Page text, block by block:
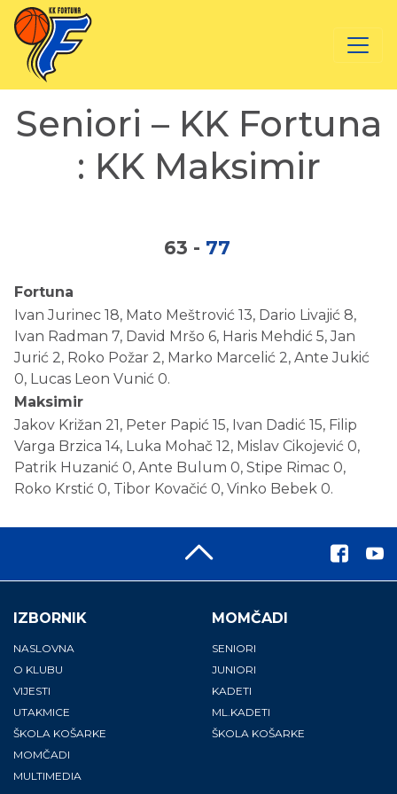
Seniori – KK Fortuna
: KK Maksimir
63 - 77
Fortuna
Ivan Jurinec 18, Mato Meštrović 13, Dario Livajić 8,
Ivan Radman 7, David Mršo 6, Haris Mehdić 5, Jan
Jurić 2, Roko Požar 2, Marko Marcelić 2, Ante Jukić
0, Lucas Leon Vunić 0.
Maksimir
Jakov Križan 21, Peter Papić 15, Ivan Dadić 15, Filip
Varga Brzica 14, Luka Mohač 12, Mislav Cikojević 0,
Patrik Huzanić 0, Ante Bulum 0, Stipe Rimac 0,
Roko Krstić 0, Tibor Kovačić 0, Vinko Bebek 0.
IZBORNIK
NASLOVNA
O KLUBU
VIJESTI
UTAKMICE
ŠKOLA KOŠARKE
MOMČADI
MULTIMEDIA
MOMČADI
SENIORI
JUNIORI
KADETI
ML.KADETI
ŠKOLA KOŠARKE